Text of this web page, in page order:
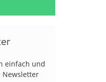
einfach und